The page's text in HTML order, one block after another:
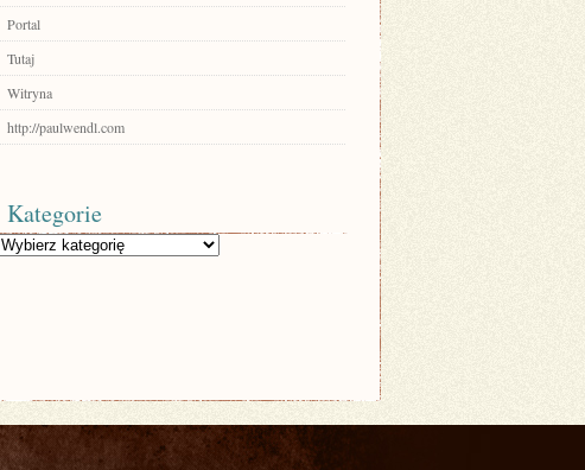
Portal
Tutaj
Witryna
http://paulwendl.com
Kategorie
Kategorie